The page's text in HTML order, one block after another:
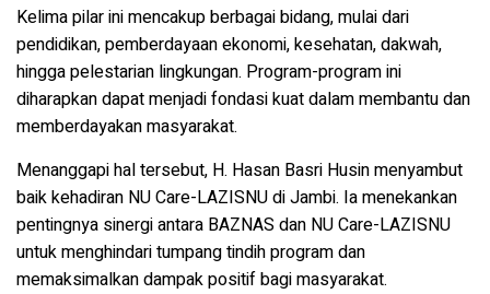
Kelima pilar ini mencakup berbagai bidang, mulai dari
pendidikan, pemberdayaan ekonomi, kesehatan, dakwah,
hingga pelestarian lingkungan. Program-program ini
diharapkan dapat menjadi fondasi kuat dalam membantu dan
memberdayakan masyarakat.
Menanggapi hal tersebut, H. Hasan Basri Husin menyambut
baik kehadiran NU Care-LAZISNU di Jambi. Ia menekankan
pentingnya sinergi antara BAZNAS dan NU Care-LAZISNU
untuk menghindari tumpang tindih program dan
memaksimalkan dampak positif bagi masyarakat.